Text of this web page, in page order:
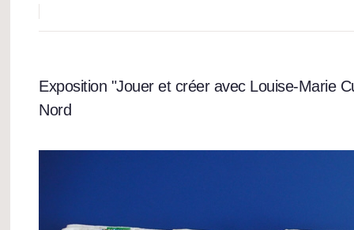
Exposition "Jouer et créer avec Louise-Marie
Nord